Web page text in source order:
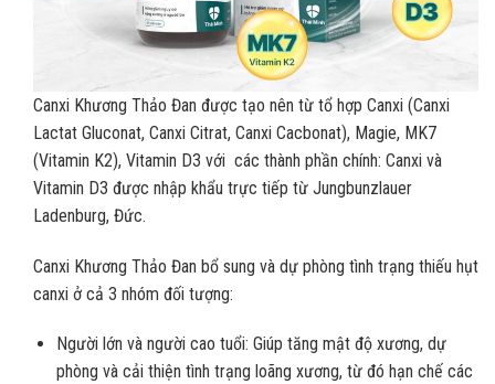
Canxi Khương Thảo Đan được tạo nên từ tổ hợp Canxi (Canxi
Lactat Gluconat, Canxi Citrat, Canxi Cacbonat), Magie, MK7
(Vitamin K2), Vitamin D3 với các thành phần chính: Canxi và
Vitamin D3 được nhập khẩu trực tiếp từ Jungbunzlauer
Ladenburg, Đức.
Canxi Khương Thảo Đan bổ sung và dự phòng tình trạng thiếu hụt
canxi ở cả 3 nhóm đối tượng:
Người lớn và người cao tuổi: Giúp tăng mật độ xương, dự
phòng và cải thiện tình trạng loãng xương, từ đó hạn chế các